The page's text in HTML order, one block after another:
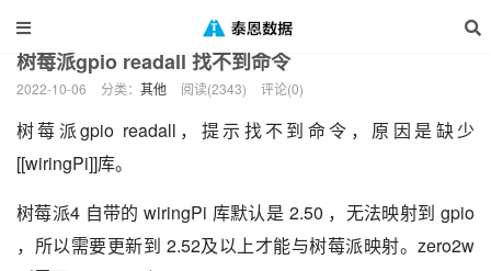
当前位置： 正文
树莓派gpio readall 找不到命令
2022-10-06 分类： 其他 阅读(2343) 评论(0)
树莓派gpio readall，提示找不到命令，原因是缺少
[[wiringPi]]库。
树莓派4 自带的 wiringPi 库默认是 2.50 ，无法映射到 gpio
，所以需要更新到 2.52及以上才能与树莓派映射。zero2w